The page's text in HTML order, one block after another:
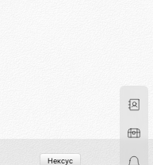
Нексус